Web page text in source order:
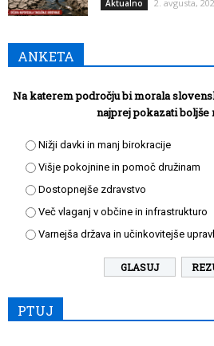
Aktualno 2. avgusta,
ANKETA
Na katerem področju bi morala
najprej pokazati boljše
Nižji davki in manj birokracije
Višje pokojnine in pomoč družinam
Dostopnejše zdravstvo
Več vlaganj v občine in infrastrukturo
Varnejša država in učinkovitejše
PTUJ